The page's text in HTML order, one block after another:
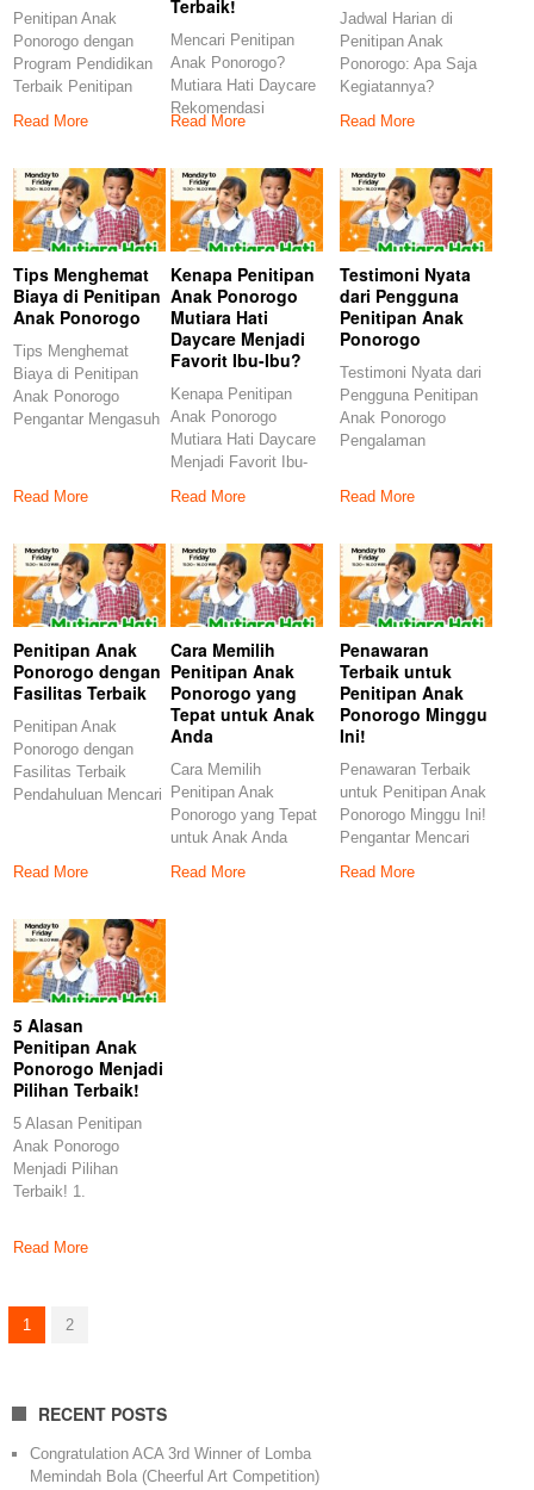
Penitipan Anak
Ponorogo dengan
Program Pendidikan
Terbaik Penitipan
menjadi pilihan ideal
Read More
Terbaik!
Mencari Penitipan
Anak Ponorogo?
Mutiara Hati Daycare
Rekomendasi
Terbaik! Menemukan
anak yang
Read More
Jadwal Harian di
Penitipan Anak
Ponorogo: Apa Saja
Kegiatannya?
Anak Ponorogo Apa
Read More
Tips Menghemat
Biaya di Penitipan
Anak Ponorogo
Tips Menghemat
Biaya di Penitipan
Anak Ponorogo
Pengantar Mengasuh
Read More
Kenapa Penitipan
Anak Ponorogo
Mutiara Hati
Daycare Menjadi
Favorit Ibu-Ibu?
Kenapa Penitipan
Anak Ponorogo
Mutiara Hati Daycare
Menjadi Favorit Ibu-
Anak Ponorogo:
Read More
Testimoni Nyata
dari Pengguna
Penitipan Anak
Ponorogo
Testimoni Nyata dari
Pengguna Penitipan
Anak Ponorogo
Pengalaman
Penitipan Anak
Read More
Penitipan Anak
Ponorogo dengan
Fasilitas Terbaik
Penitipan Anak
Ponorogo dengan
Fasilitas Terbaik
Pendahuluan Mencari
Read More
Cara Memilih
Penitipan Anak
Ponorogo yang
Tepat untuk Anak
Anda
Cara Memilih
Penitipan Anak
Ponorogo yang Tepat
untuk Anak Anda
penitipan anak
Read More
Penawaran
Terbaik untuk
Penitipan Anak
Ponorogo Minggu
Ini!
Penawaran Terbaik
untuk Penitipan Anak
Ponorogo Minggu Ini!
Pengantar Mencari
tepat
Read More
5 Alasan
Penitipan Anak
Ponorogo Menjadi
Pilihan Terbaik!
5 Alasan Penitipan
Anak Ponorogo
Menjadi Pilihan
Terbaik! 1.
Aman dan Nyaman
Read More
1 2
RECENT POSTS
Congratulation ACA 3rd Winner of Lomba
Memindah Bola (Cheerful Art Competition)